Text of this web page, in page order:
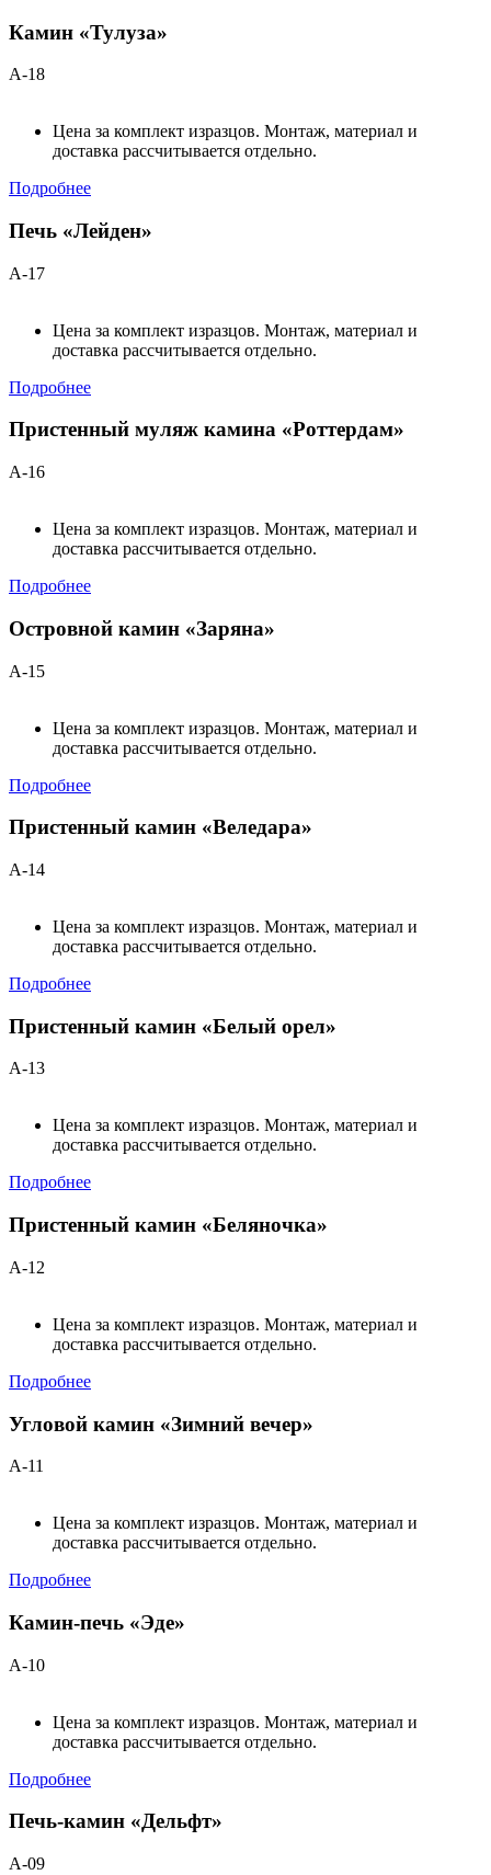
Камин «Тулуза»
А-18
Цена за комплект изразцов. Монтаж, материал и
доставка рассчитывается отдельно.
Подробнее
Печь «Лейден»
А-17
Цена за комплект изразцов. Монтаж, материал и
доставка рассчитывается отдельно.
Подробнее
Пристенный муляж камина «Роттердам»
А-16
Цена за комплект изразцов. Монтаж, материал и
доставка рассчитывается отдельно.
Подробнее
Островной камин «Заряна»
А-15
Цена за комплект изразцов. Монтаж, материал и
доставка рассчитывается отдельно.
Подробнее
Пристенный камин «Веледара»
А-14
Цена за комплект изразцов. Монтаж, материал и
доставка рассчитывается отдельно.
Подробнее
Пристенный камин «Белый орел»
А-13
Цена за комплект изразцов. Монтаж, материал и
доставка рассчитывается отдельно.
Подробнее
Пристенный камин «Беляночка»
А-12
Цена за комплект изразцов. Монтаж, материал и
доставка рассчитывается отдельно.
Подробнее
Угловой камин «Зимний вечер»
А-11
Цена за комплект изразцов. Монтаж, материал и
доставка рассчитывается отдельно.
Подробнее
Камин-печь «Эде»
А-10
Цена за комплект изразцов. Монтаж, материал и
доставка рассчитывается отдельно.
Подробнее
Печь-камин «Дельфт»
А-09